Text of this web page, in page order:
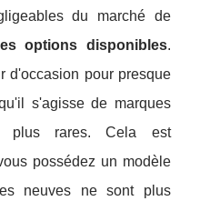
du marché de
options disponibles.
d'occasion pour presque
s'agisse de marques
plus rares. Cela est
possédez un modèle
neuves ne sont plus